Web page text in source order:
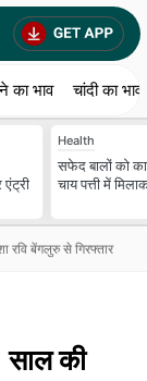
का भाव चांदी का भाव
Health
सफेद बालों को
चाय पत्ती में
रवि बेंगलुरु से गिरफ्तार
साल की